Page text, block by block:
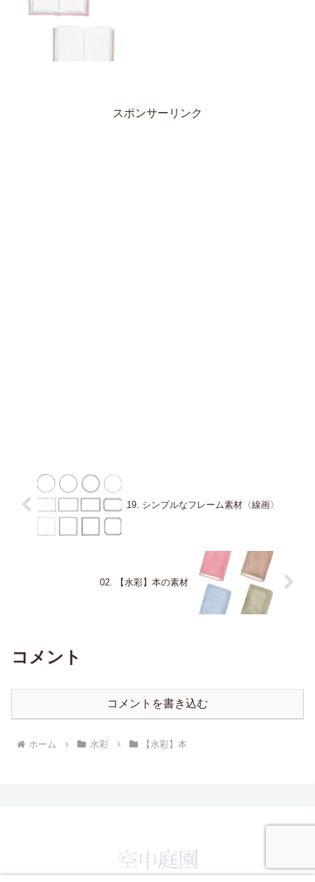
スポンサーリンク
19. シンプルなフレーム素材〈線画〉
02. 【水彩】本の素材
コメント
コメントを書き込む
ホーム 水彩 【水彩】本